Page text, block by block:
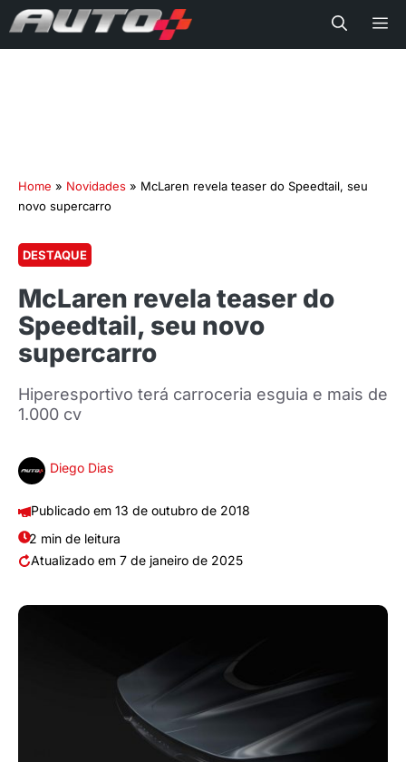
Home » Novidades » McLaren revela teaser do Speedtail, seu
novo supercarro
DESTAQUE
McLaren revela teaser do
Speedtail, seu novo
supercarro
Hiperesportivo terá carroceria esguia e mais de
1.000 cv
Diego Dias
13 de outubro de 2018
2 min de leitura
7 de janeiro de 2025